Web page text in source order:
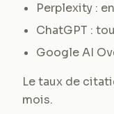
Perplexity :
ChatGPT :
Google AI
Le taux de
mois.